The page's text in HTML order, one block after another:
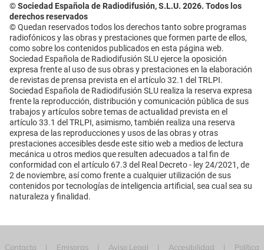
© Sociedad Española de Radiodifusión, S.L.U. 2026. Todos los
derechos reservados
© Quedan reservados todos los derechos tanto sobre programas
radiofónicos y las obras y prestaciones que formen parte de ellos,
como sobre los contenidos publicados en esta página web.
Sociedad Española de Radiodifusión SLU ejerce la oposición
expresa frente al uso de sus obras y prestaciones en la elaboración
de revistas de prensa prevista en el artículo 32.1 del TRLPI.
Sociedad Española de Radiodifusión SLU realiza la reserva expresa
frente la reproducción, distribución y comunicación pública de sus
trabajos y artículos sobre temas de actualidad prevista en el
artículo 33.1 del TRLPI, asimismo, también realiza una reserva
expresa de las reproducciones y usos de las obras y otras
prestaciones accesibles desde este sitio web a medios de lectura
mecánica u otros medios que resulten adecuados a tal fin de
conformidad con el artículo 67.3 del Real Decreto - ley 24/2021, de
2 de noviembre, así como frente a cualquier utilización de sus
contenidos por tecnologías de inteligencia artificial, sea cual sea su
naturaleza y finalidad.
Contacta Emisoras Aviso Legal Accesibilidad Política